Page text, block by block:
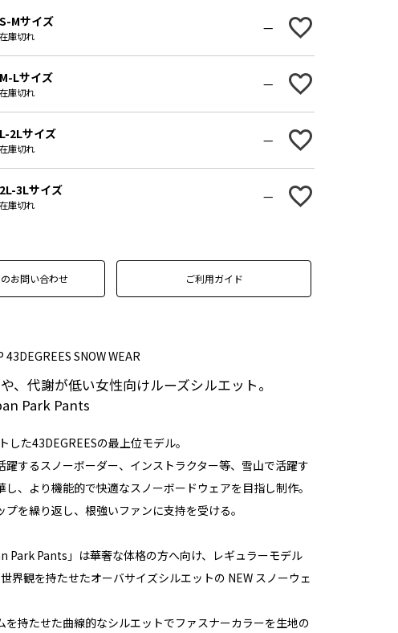
S-Mサイズ
在庫切れ
—
M-Lサイズ
在庫切れ
—
L-2Lサイズ
在庫切れ
—
2L-3Lサイズ
在庫切れ
—
お問い合わせ ご利用ガイド
SNOW WEAR
、代謝が低い女性向けルーズシルエット。
Park Pants
した43DEGREESの最上位モデル。
躍するスノーボーダー、インストラクター等、雪山で活躍す
し、より機能的で快適なスノーボードウェアを目指し制作。
を繰り返し、根強いファンに支持を受ける。
Park Pants」は華奢な体格の方へ向け、レギュラーモデル
界観を持たせたオーバサイズシルエットの NEW スノーウェ
を持たせた曲線的なシルエットでファスナーカラーを生地の